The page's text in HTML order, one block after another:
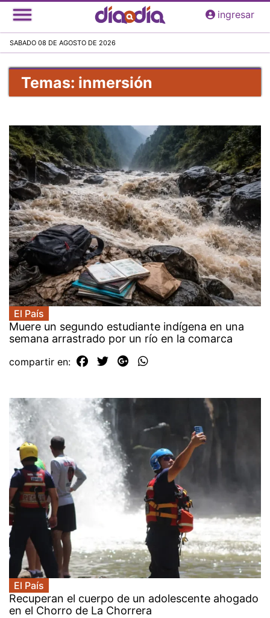
Pasar
al
principal
ingresar
SABADO 08 DE AGOSTO DE 2026
Temas: inmersión
El País
Muere un segundo estudiante indígena en una
semana arrastrado por un río en la comarca
compartir en:
El País
Recuperan el cuerpo de un adolescente ahogado
en el Chorro de La Chorrera